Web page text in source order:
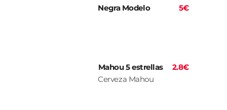
Negra Modelo 5€
Mahou 5 estrellas
2.8€
Cerveza Mahou